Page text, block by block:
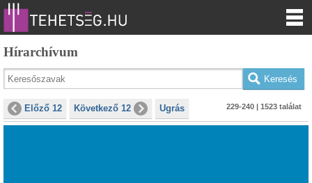
Hírarchívum
Előző 12 Következő 12 Ugrás 229-240 | 1523 találat